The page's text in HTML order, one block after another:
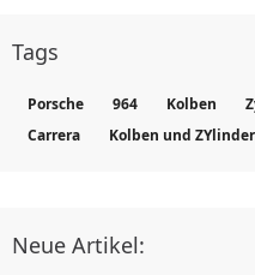
Tags
Porsche 964 Kolben
Carrera
Kolben und ZYlinder
Neue Artikel: